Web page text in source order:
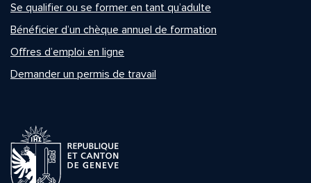
Se qualifier ou se former en tant qu’adulte
Bénéficier d’un chèque annuel de formation
Offres d’emploi en ligne
Demander un permis de travail